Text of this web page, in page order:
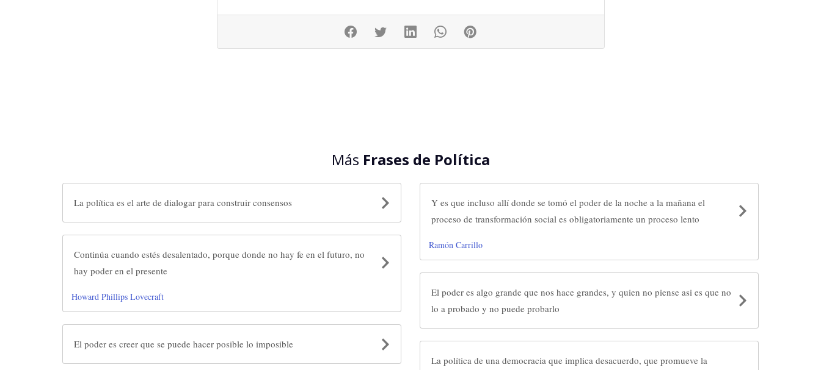
Más Frases de Política
La política es el arte de dialogar para construir consensos
Continúa cuando estés desalentado, porque donde no hay fe en el futuro, no
hay poder en el presente
Howard Phillips Lovecraft
El poder es creer que se puede hacer posible lo imposible
Y es que incluso allí donde se tomó el poder de la noche a la mañana el
proceso de transformación social es obligatoriamente un proceso lento
Ramón Carrillo
El poder es algo grande que nos hace grandes, y quien no piense asi es que no
lo a probado y no puede probarlo
La política de una democracia que implica desacuerdo, que promueve la